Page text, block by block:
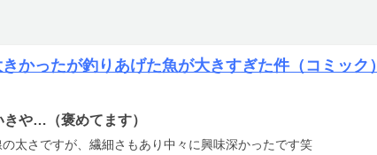
かったが釣りあげた魚が大きすぎた件（コミック）
や…（褒めてます）
太さですが、繊細さもあり中々に興味深かったです笑